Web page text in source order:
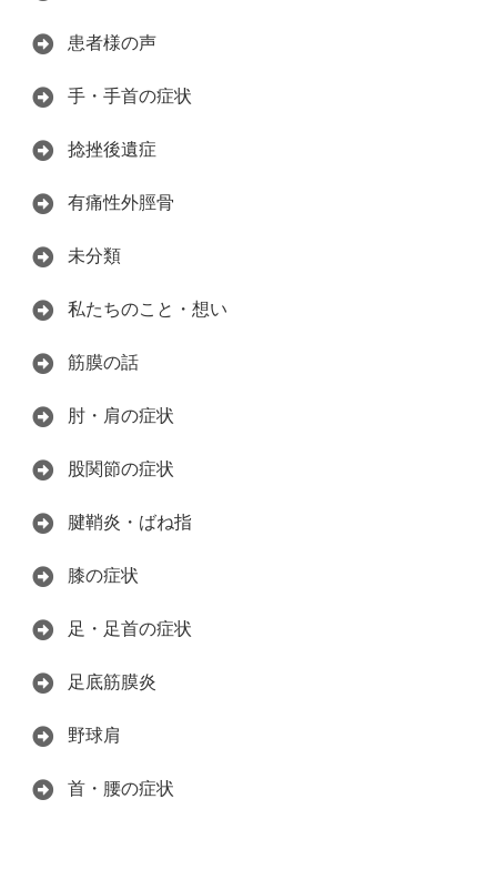
患者様の声
手・手首の症状
捻挫後遺症
有痛性外脛骨
未分類
私たちのこと・想い
筋膜の話
肘・肩の症状
股関節の症状
腱鞘炎・ばね指
膝の症状
足・足首の症状
足底筋膜炎
野球肩
首・腰の症状